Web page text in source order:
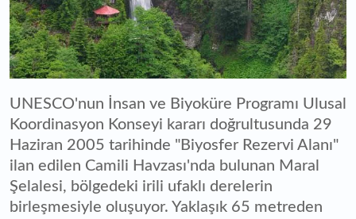
UNESCO'nun İnsan ve Biyoküre Programı Ulusal
Koordinasyon Konseyi kararı doğrultusunda 29
Haziran 2005 tarihinde "Biyosfer Rezervi Alanı"
ilan edilen Camili Havzası'nda bulunan Maral
Şelalesi, bölgedeki irili ufaklı derelerin
birleşmesiyle oluşuyor. Yaklaşık 65 metreden